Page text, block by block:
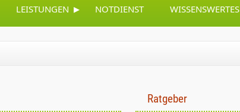
LEISTUNGEN ▸ NOTDIENST WISSENSWERTES
Ratgeber